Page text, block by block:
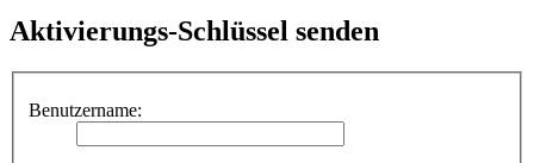
Aktivierungs-Schlüssel senden
Benutzername: